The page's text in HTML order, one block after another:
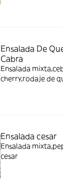
Ensalada De
Cabra
Ensalada
cherry,rodaje de
Ensalada cesar
Ensalada
cesar